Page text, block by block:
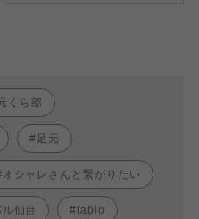
くら部
足元
オシャレさんと繋がりたい
仙台 tabio